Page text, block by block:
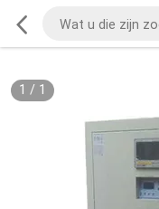
1 / 1